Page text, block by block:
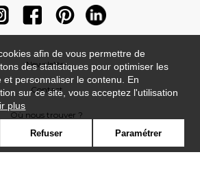
Newsletter
Contact
Où nous trouver ?
afin de vous permettre de
des statistiques pour optimiser les
et personnaliser le contenu. En
sur ce site, vous acceptez l'utilisation
plus
Refuser Paramétrer